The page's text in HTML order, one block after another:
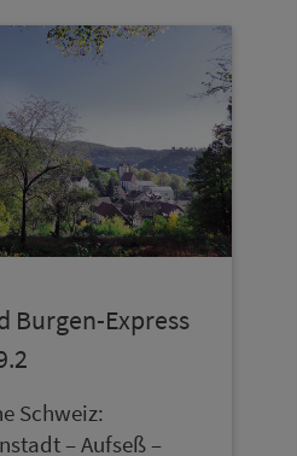
Burgen-Express
Schweiz:
– Aufseß –